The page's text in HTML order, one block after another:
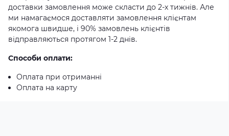
доставки замовлення може скласти до 2-х тижнів. Але
ми намагаємося доставляти замовлення клієнтам
якомога швидше, і 90% замовлень клієнтів
відправляються протягом 1-2 днів.
Способи оплати:
Оплата при отриманні
Оплата на карту